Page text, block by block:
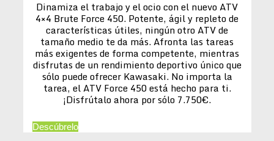
Dinamiza el trabajo y el ocio con el nuevo ATV
4×4 Brute Force 450. Potente, ágil y repleto de
características útiles, ningún otro ATV de
tamaño medio te da más. Afronta las tareas
más exigentes de forma competente, mientras
disfrutas de un rendimiento deportivo único que
sólo puede ofrecer Kawasaki. No importa la
tarea, el ATV Force 450 está hecho para ti.
¡Disfrútalo ahora por sólo 7.750€.
Descúbrelo